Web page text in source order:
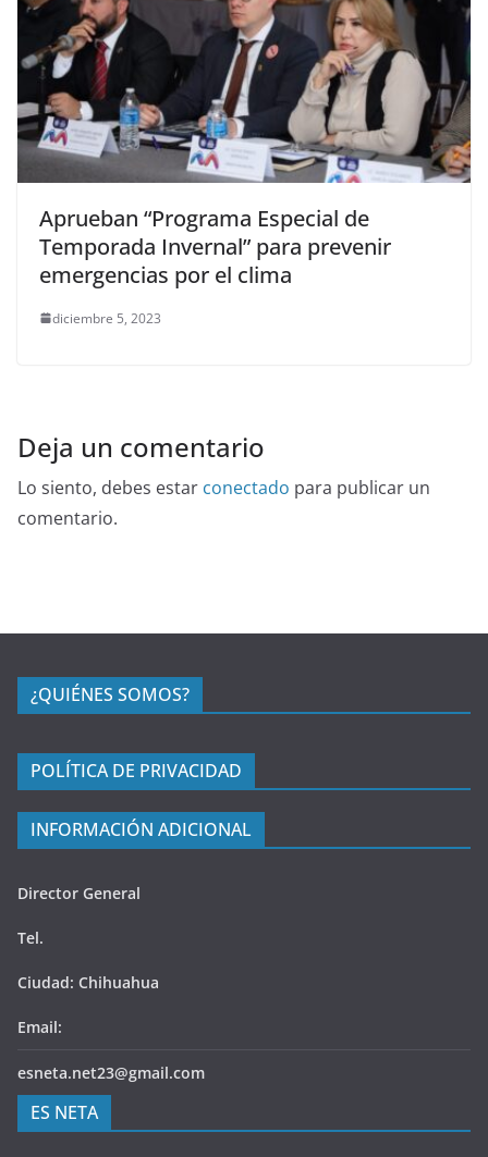
Aprueban “Programa Especial de
Temporada Invernal” para prevenir
emergencias por el clima
diciembre 5, 2023
Deja un comentario
Lo siento, debes estar conectado para publicar un
comentario.
¿QUIÉNES SOMOS?
POLÍTICA DE PRIVACIDAD
INFORMACIÓN ADICIONAL
Director General
Tel.
Ciudad: Chihuahua
Email:
esneta.net23@gmail.com
ES NETA